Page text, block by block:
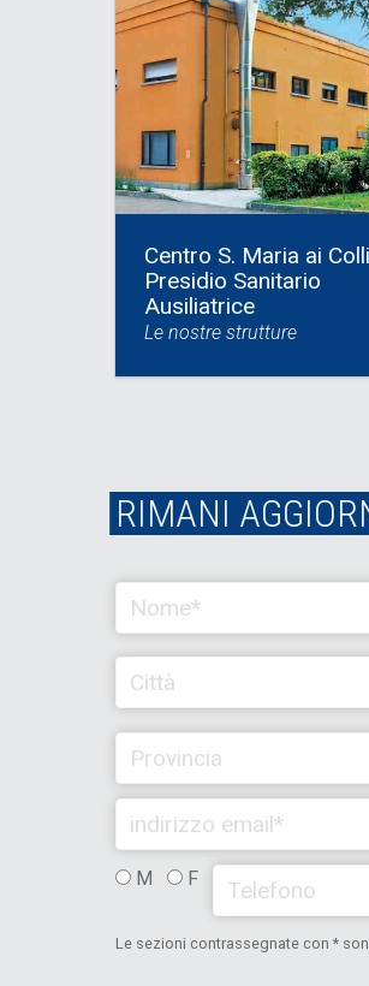
Centro S. Maria ai
Presidio Sanitario
Ausiliatrice
Le nostre strutture
RIMANI
M F
Le sezioni contrassegnate con *